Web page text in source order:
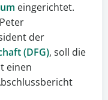
eingerichtet.
der
(DFG), soll die
einen